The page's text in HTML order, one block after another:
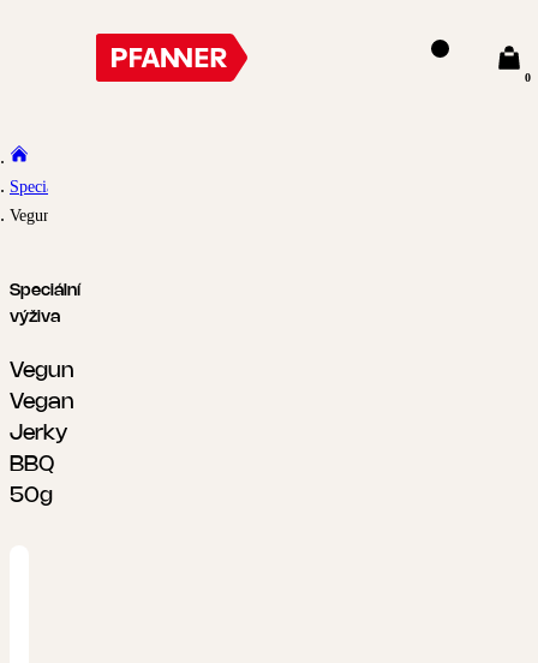
0
Speciální výživa
Vegun Vegan Jerky BBQ 50g
Speciální
výživa
Vegun
Vegan
Jerky
BBQ
50g